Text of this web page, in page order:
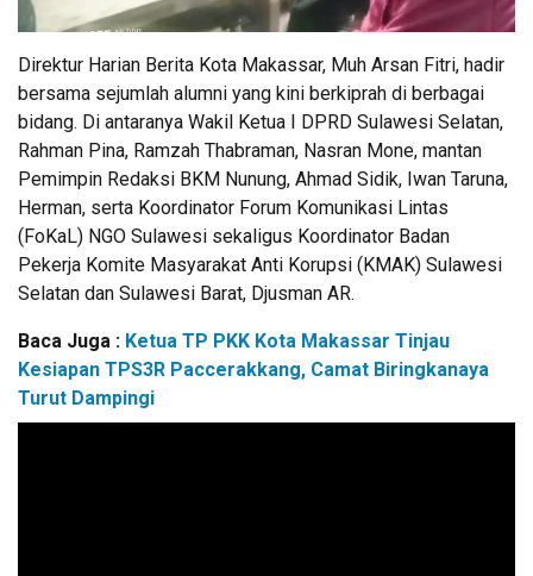
Direktur Harian Berita Kota Makassar, Muh Arsan Fitri, hadir
bersama sejumlah alumni yang kini berkiprah di berbagai
bidang. Di antaranya Wakil Ketua I DPRD Sulawesi Selatan,
Rahman Pina, Ramzah Thabraman, Nasran Mone, mantan
Pemimpin Redaksi BKM Nunung, Ahmad Sidik, Iwan Taruna,
Herman, serta Koordinator Forum Komunikasi Lintas
(FoKaL) NGO Sulawesi sekaligus Koordinator Badan
Pekerja Komite Masyarakat Anti Korupsi (KMAK) Sulawesi
Selatan dan Sulawesi Barat, Djusman AR.
Baca Juga : Ketua TP PKK Kota Makassar Tinjau
Kesiapan TPS3R Paccerakkang, Camat Biringkanaya
Turut Dampingi